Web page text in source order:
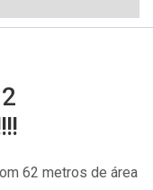
62 metros de área